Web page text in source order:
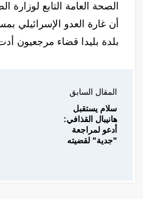
الصحة العامة التابع لوزارة
أن غارة العدو الإسرائيلي
بلدة بليدا قضاء مرجعيون
المقال السابق
سلام يستقبل
هانيبال القذافي:
أدعو لمراجعة
"جدية" لقضيته